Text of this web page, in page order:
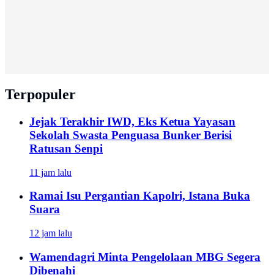
Terpopuler
Jejak Terakhir IWD, Eks Ketua Yayasan
Sekolah Swasta Penguasa Bunker Berisi
Ratusan Senpi
11 jam lalu
Ramai Isu Pergantian Kapolri, Istana Buka
Suara
12 jam lalu
Wamendagri Minta Pengelolaan MBG Segera
Dibenahi